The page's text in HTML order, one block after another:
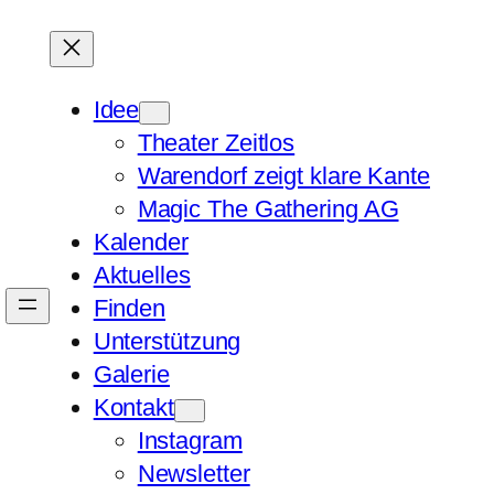
Idee
Theater Zeitlos
Warendorf zeigt klare Kante
Magic The Gathering AG
Kalender
Aktuelles
Finden
Unterstützung
Galerie
Kontakt
Instagram
Newsletter